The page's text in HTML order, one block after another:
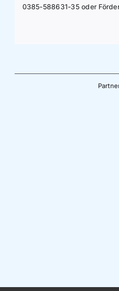
0385-588631-35 oder